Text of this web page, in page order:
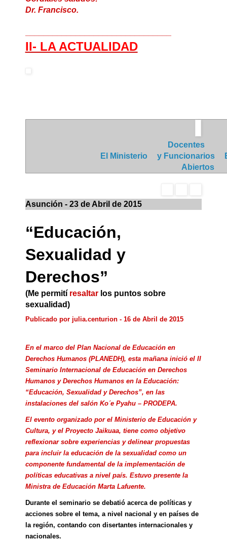
Dr. Francisco.
II- LA ACTUALIDAD
El Ministerio
Docentes
y Funcionarios
Abiertos
Asunción - 23 de Abril de 2015
“Educación,
Sexualidad y
Derechos”
(Me permití resaltar los puntos sobre
sexualidad)
Publicado por julia.centurion- 16 de Abril de 2015
En el marco del Plan Nacional de Educación en
Derechos Humanos (PLANEDH), esta mañana inició el II
Seminario Internacional de Educación en Derechos
Humanos y Derechos Humanos en la Educación:
“Educación, Sexualidad y Derechos”, en las
instalaciones del salón Ko´e Pyahu – PRODEPA.
El evento organizado por el Ministerio de Educación y
Cultura, y el Proyecto Jaikuaa, tiene como objetivo
reflexionar sobre experiencias y delinear propuestas
para incluir la educación de la sexualidad como un
componente fundamental de la implementación de
políticas educativas a nivel país. Estuvo presente la
Ministra de Educación Marta Lafuente.
Durante el seminario se debatió acerca de políticas y
acciones sobre el tema, a nivel nacional y en países de
la región, contando con disertantes internacionales y
nacionales.